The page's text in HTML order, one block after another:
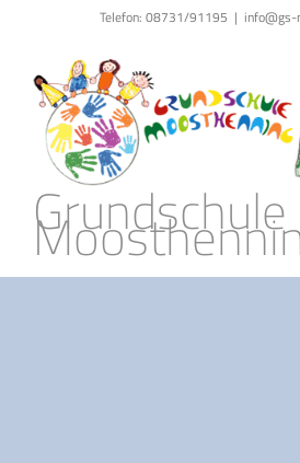
Telefon: 08731/91195 | info@gs-
Grundschule